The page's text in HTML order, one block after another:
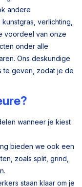
andere
verlichting,
voordeel van onze
onder alle
Ons deskundige
te geven, zodat je de
wanneer je kiest
bieden we ook een
zoals split, grind,
staan klaar om je